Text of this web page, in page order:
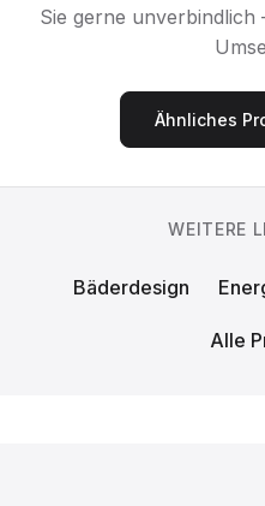
Sie gerne
Ähnliches
WEITERE
Bäderdesign
Alle